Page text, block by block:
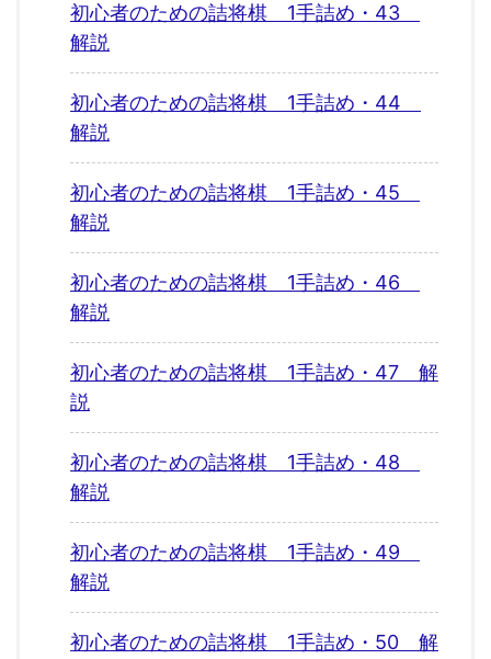
初心者のための詰将棋 1手詰め・43
解説
初心者のための詰将棋 1手詰め・44
解説
初心者のための詰将棋 1手詰め・45
解説
初心者のための詰将棋 1手詰め・46
解説
初心者のための詰将棋 1手詰め・47 解
説
初心者のための詰将棋 1手詰め・48
解説
初心者のための詰将棋 1手詰め・49
解説
初心者のための詰将棋 1手詰め・50 解